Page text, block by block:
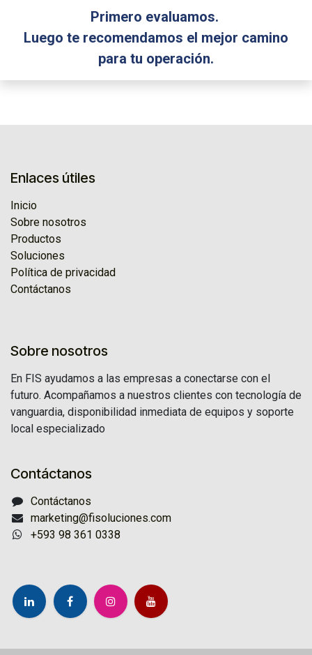
Primero evaluamos.
Luego te recomendamos el mejor camino
para tu operación.​
Enlaces útiles
Inicio
Sobre nosotros
Productos
Soluciones
Política de privacidad
Contáctanos
Sobre nosotros
En FIS ayudamos a las empresas a conectarse con el
futuro. Acompañamos a nuestros clientes con tecnología de
vanguardia, disponibilidad inmediata de equipos y soporte
local especializado
Contáctanos
Contáctanos
marketing@fisoluciones.com
+593 98 361 0338